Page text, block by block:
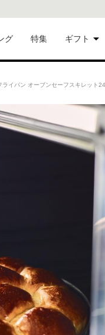
グ 特集 ギフト
ギフトにおすす
eギフト
イパン オーブンセーフスキレット